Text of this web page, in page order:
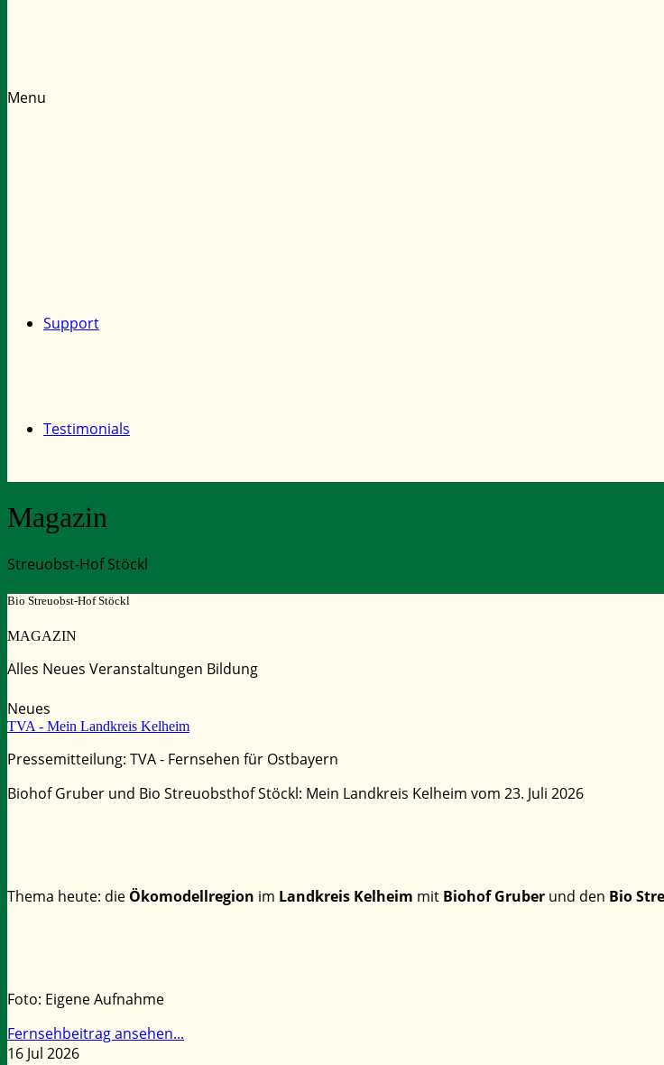
Menu
Support
Testimonials
Magazin
Streuobst-Hof Stöckl
Bio Streuobst-Hof Stöckl
MAGAZIN
Alles Neues Veranstaltungen Bildung
Neues
TVA - Mein Landkreis Kelheim
Pressemitteilung: TVA - Fernsehen für Ostbayern
Biohof Gruber und Bio Streuobsthof Stöckl: Mein Landkreis Kelheim vom 23. Juli 2026
Thema heute: die Ökomodellregion im Landkreis Kelheim mit Biohof Gruber und den Bio
Foto: Eigene Aufnahme
Fernsehbeitrag ansehen...
16 Jul 2026